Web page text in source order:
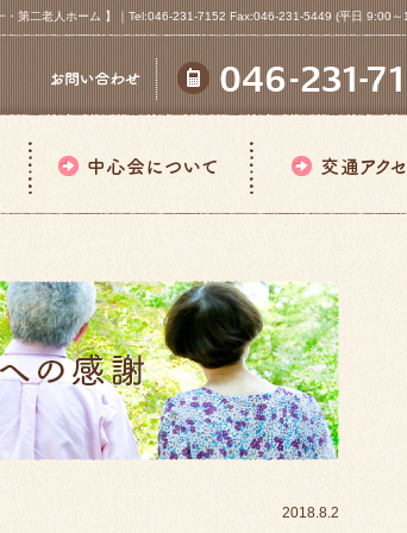
・第二老人ホーム 】｜Tel:046-231-7152 Fax:046-231-5449 (平日 9:00
2018.8.2